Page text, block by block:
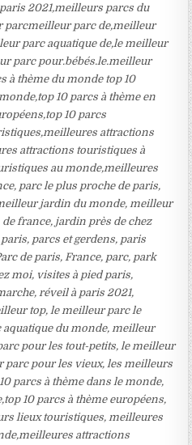
2021,meilleurs parcs du
parcmeilleur parc de,meilleur
parc aquatique de,le meilleur
parc pour.bébés.le.meilleur
à thème du monde top 10
10 parcs à thème en
10 parcs
attractions
attractions touristiques à
au monde,meilleures
parc le plus proche de paris,
jardin du monde, meilleur
france, jardin près de chez
parcs et gerdens, paris
de paris, France, parc, park
moi, visites à pied paris,
réveil à paris 2021,
top, le meilleur parc le
du monde, meilleur
pour les tout-petits, le meilleur
parc pour les vieux, les meilleurs
parcs à thème dans le monde,
10 parcs à thème européens,
lieux touristiques, meilleures
attractions